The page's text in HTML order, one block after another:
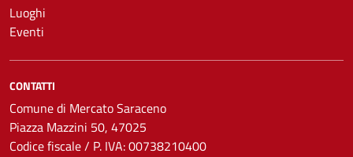
Luoghi
Eventi
CONTATTI
Comune di Mercato Saraceno
Piazza Mazzini 50, 47025
Codice fiscale / P. IVA: 00738210400